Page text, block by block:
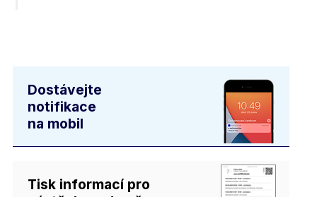
Dostávejte
notifikace
na mobil
Tisk informací pro